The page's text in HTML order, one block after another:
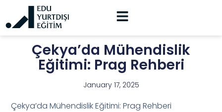
Çekya’da Mühendislik
Eğitimi: Prag Rehberi
January 17, 2025
Çekya’da Mühendislik Eğitimi: Prag Rehberi